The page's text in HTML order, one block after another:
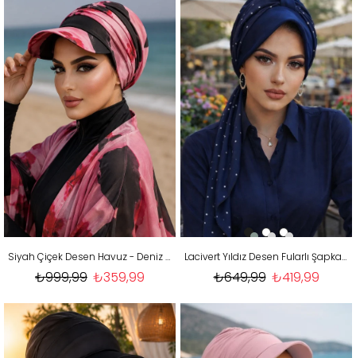
Siyah Çiçek Desen Havuz - Deniz Şapkası / Mayo Üstüne Kullanılabilir
₺359,99
₺999,99
Lacivert Yıldız Desen Fularlı Şapka Bone
₺419,99
₺649,99